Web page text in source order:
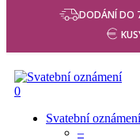
DODÁNÍ DO
search
0
Svatební oznámení
–